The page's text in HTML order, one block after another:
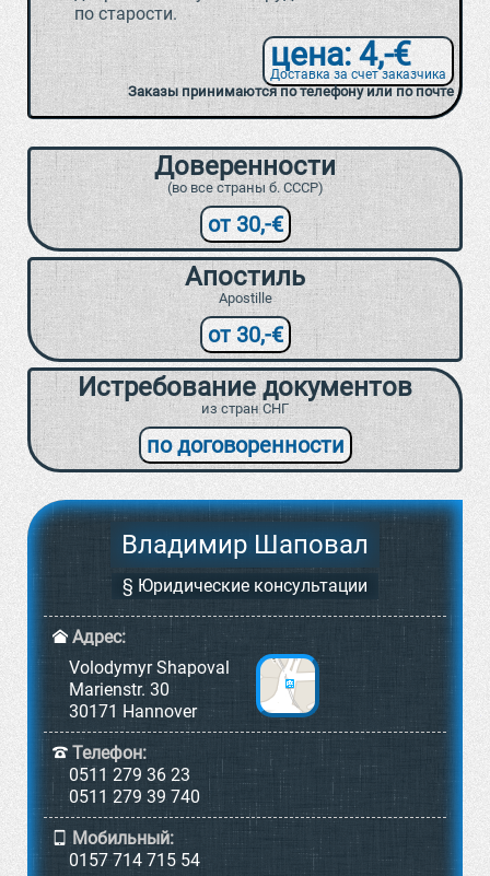
по старости.
цена: 4,-€
Доставка за счет заказчика
Заказы принимаются по телефону или по почте
Доверенности
(во все страны б. СССР)
от 30,-€
Апостиль
Apostille
от 30,-€
Истребование документов
из стран СНГ
по договоренности
Владимир Шаповал
§ Юридические консультации
Адрес:
Volodymyr Shapoval
Marienstr. 30
30171 Hannover
Телефон:
0511 279 36 23
0511 279 39 740
Мобильный:
0157 714 715 54